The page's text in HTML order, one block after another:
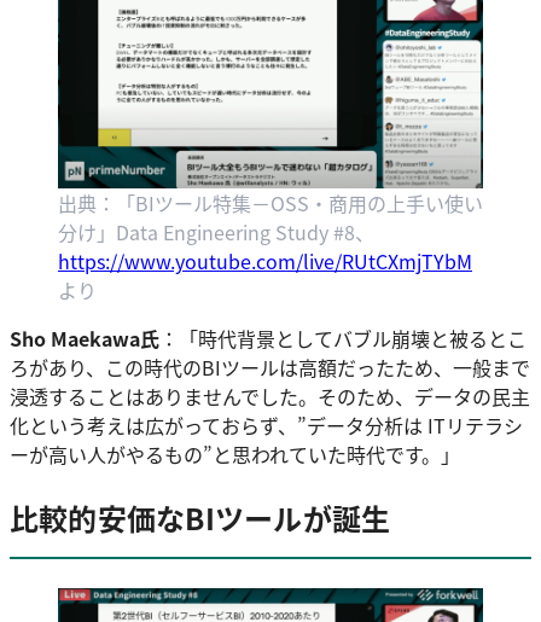
出典：「BIツール特集－OSS・商用の上手い使い
分け」Data Engineering Study #8、
https://www.youtube.com/live/RUtCXmjTYbM
より
Sho Maekawa氏 ：「時代背景としてバブル崩壊と被るとこ
ろがあり、この時代のBIツールは高額だったため、一般まで
浸透することはありませんでした。そのため、データの民主
化という考えは広がっておらず、”データ分析は ITリテラシ
ーが高い人がやるもの”と思われていた時代です。」
比較的安価なBIツールが誕生